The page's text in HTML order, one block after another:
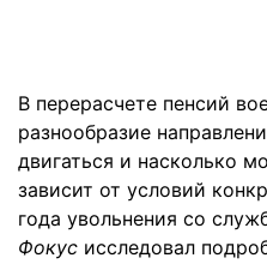
В перерасчете пенсий
разнообразие
двигаться и насколько
зависит от условий
года увольнения со
Фокус исследовал